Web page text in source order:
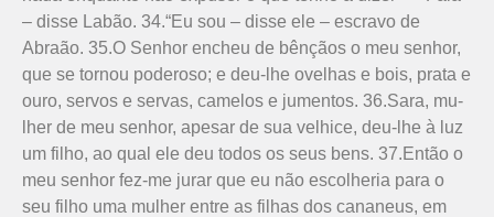
– disse Labão. 34.“Eu sou – disse ele – escravo de
Abraão. 35.O Senhor encheu de bênçãos o meu senhor,
que se tornou poderoso; e deu-lhe ovelhas e bois, prata e
ouro, servos e servas, camelos e jumentos. 36.Sara, mu­
lher de meu senhor, apesar de sua velhice, deu-lhe à luz
um filho, ao qual ele deu todos os seus bens. 37.Então o
meu senhor fez-me jurar que eu não escolheria para o
seu filho uma mulher entre as filhas dos cananeus, em